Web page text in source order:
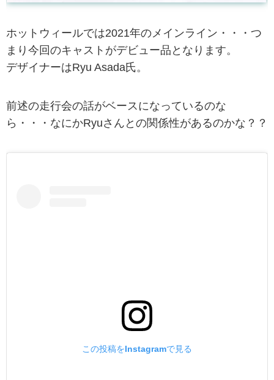
ホットウィールでは2021年のメインライン・・・つ
まり今回のキャストがデビュー品となります。
デザイナーはRyu Asada氏。
前述の走行会の話がベースになっているのな
ら・・・なにかRyuさんとの関係性があるのかな？？
この投稿をInstagramで見る